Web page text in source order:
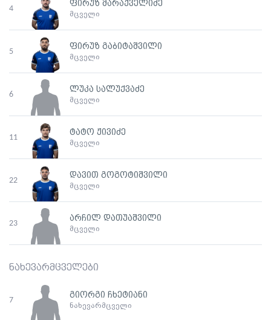
4
ფირუზ მარაქველიძე
მცველი
5
ფირუზ გაბიტაშვილი
მცველი
6
ლუკა სალუქვაძე
მცველი
11
ტატო ჟივიძე
მცველი
22
დავით გოგოტიშვილი
მცველი
23
არჩილ დათუაშვილი
მცველი
ნახევარმცველები
7
გიორგი ჩხეტიანი
ნახევარმცველი